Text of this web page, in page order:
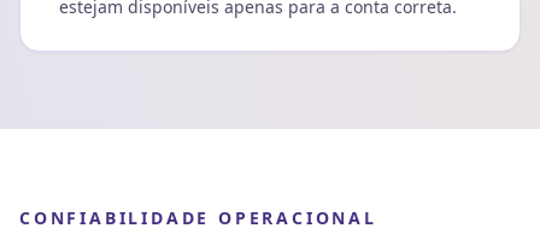
estejam disponíveis apenas para a conta correta.
CONFIABILIDADE OPERACIONAL